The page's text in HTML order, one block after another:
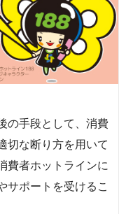
の手段として、消費
切な断り方を用いて
費者ホットラインに
サポートを受けるこ